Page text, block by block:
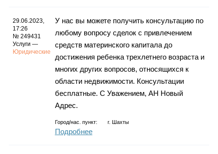
29.06.2023,
17:26
№ 249431
Услуги —
Юридические
У нас вы можете получить консультацию по
любому вопросу сделок с привлечением
средств материнского капитала до
достижения ребенка трехлетнего возраста и
многих других вопросов, относящихся к
области недвижимости. Консультации
бесплатные. С Уважением, АН Новый
Адрес.
Город/нас. пункт: г. Шахты
Подробнее